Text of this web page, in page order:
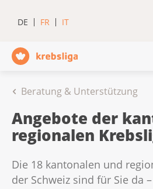
DE FR IT
Beratung & Unterstützung
Angebote der
regionalen
Die 18 kantonalen und
der Schweiz sind für Sie da